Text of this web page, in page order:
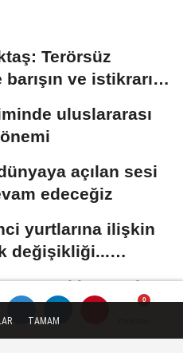
Terörsüz
ve istikrarın
uluslararası
açılan sesi
edeceğiz
yurtlarına ilişkin
değişikliği...
Mekke Ortak
TAMAM